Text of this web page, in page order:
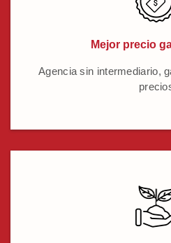
Mejor precio
Agencia sin intermediario,